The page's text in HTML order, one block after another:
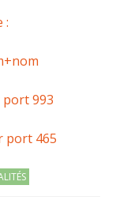
:
port 993
port 465